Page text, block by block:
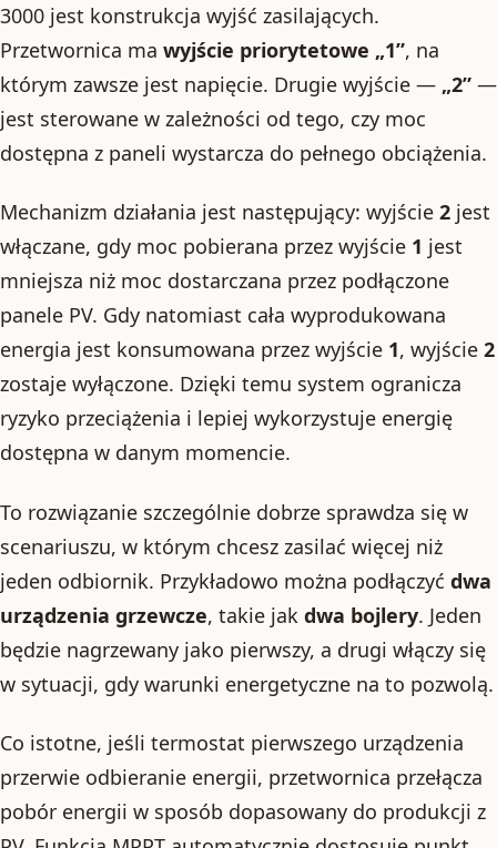
3000 jest konstrukcja wyjść zasilających.
Przetwornica ma wyjście priorytetowe „1”, na
którym zawsze jest napięcie. Drugie wyjście — „2” —
jest sterowane w zależności od tego, czy moc
dostępna z paneli wystarcza do pełnego obciążenia.
Mechanizm działania jest następujący: wyjście 2 jest
włączane, gdy moc pobierana przez wyjście 1 jest
mniejsza niż moc dostarczana przez podłączone
panele PV. Gdy natomiast cała wyprodukowana
energia jest konsumowana przez wyjście 1, wyjście 2
zostaje wyłączone. Dzięki temu system ogranicza
ryzyko przeciążenia i lepiej wykorzystuje energię
dostępna w danym momencie.
To rozwiązanie szczególnie dobrze sprawdza się w
scenariuszu, w którym chcesz zasilać więcej niż
jeden odbiornik. Przykładowo można podłączyć dwa
urządzenia grzewcze, takie jak dwa bojlery. Jeden
będzie nagrzewany jako pierwszy, a drugi włączy się
w sytuacji, gdy warunki energetyczne na to pozwolą.
Co istotne, jeśli termostat pierwszego urządzenia
przerwie odbieranie energii, przetwornica przełącza
pobór energii w sposób dopasowany do produkcji z